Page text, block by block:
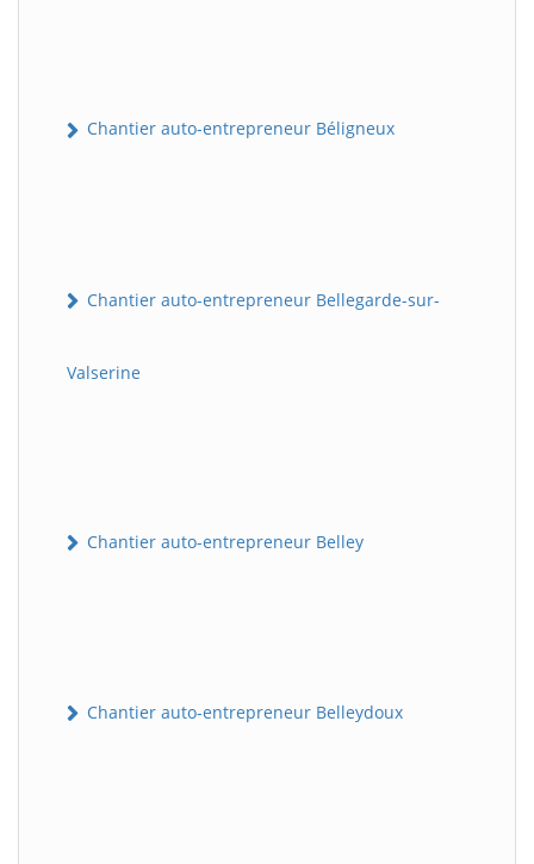
Chantier auto-entrepreneur Béligneux
Chantier auto-entrepreneur Bellegarde-sur-
Valserine
Chantier auto-entrepreneur Belley
Chantier auto-entrepreneur Belleydoux